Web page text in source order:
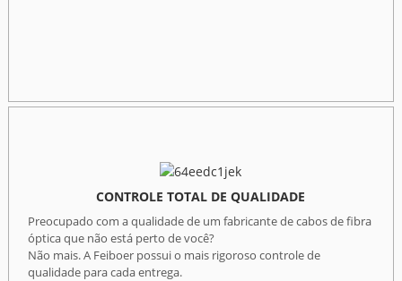
CONTROLE TOTAL DE QUALIDADE
Preocupado com a qualidade de um fabricante de cabos de fibra
óptica que não está perto de você?
Não mais. A Feiboer possui o mais rigoroso controle de
qualidade para cada entrega.